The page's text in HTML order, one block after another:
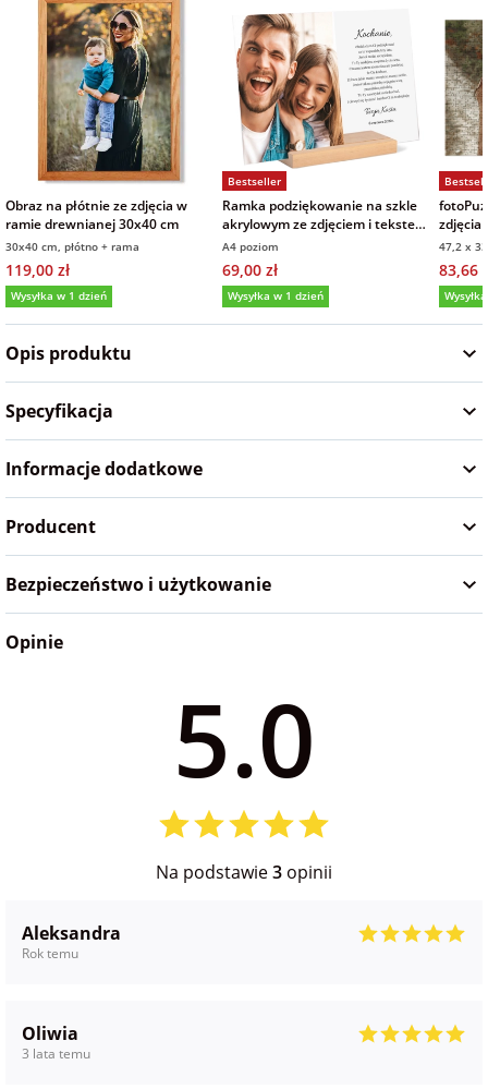
na Wielkanoc
na wieczór
panieński
na wieczór
kawalerski
Obraz na płótnie ze zdjęcia w
ramie drewnianej 30x40 cm
30x40 cm, płótno + rama
119,00 zł
Wysyłka w 1 dzień
Bestseller
Ramka podziękowanie na szkle
akrylowym ze zdjęciem i tekstem
21x30 cm
A4 poziom
69,00 zł
Wysyłka w 1 dzień
zdjęcia
47,2 x
83,66
Opis produktu
Specyfikacja
Informacje dodatkowe
Producent
Bezpieczeństwo i użytkowanie
Opinie
5.0
Na podstawie3 opinii
Aleksandra
Rok temu
Oliwia
3 lata temu